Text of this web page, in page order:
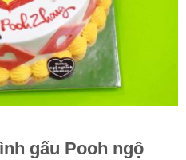
gấu Pooh ngộ